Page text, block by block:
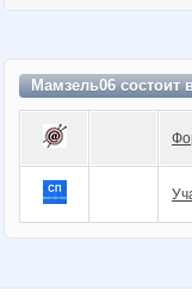
Мамзель06 состоит